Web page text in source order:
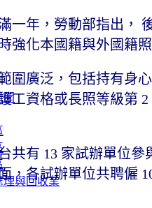
聞
理與回收業
一年，勞動部指出，
強化本國籍與外國籍
圍廣泛，包括持有身
工資格或長照等級第
共有 13 家試辦單位
，各試辦單位共聘僱